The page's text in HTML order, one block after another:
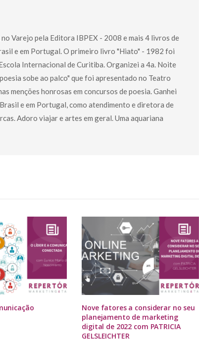
Varejo pela Editora IBPEX - 2008 e mais 4 livros de
e em Portugal. O primeiro livro "Hiato" - 1982 foi
Internacional de Curitiba. Organizei a 4a. Noite
sobe ao palco" que foi apresentado no Teatro
menções honrosas em concursos de poesia. Ganhei
e em Portugal, como atendimento e diretora de
Adoro viajar e artes em geral. Uma aquariana
Nove fatores a considerar no seu
planejamento de marketing
digital de 2022 com PATRICIA
GELSLEICHTER